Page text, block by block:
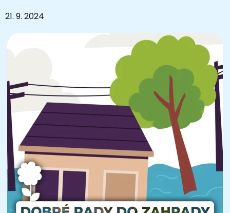
21. 9. 2024